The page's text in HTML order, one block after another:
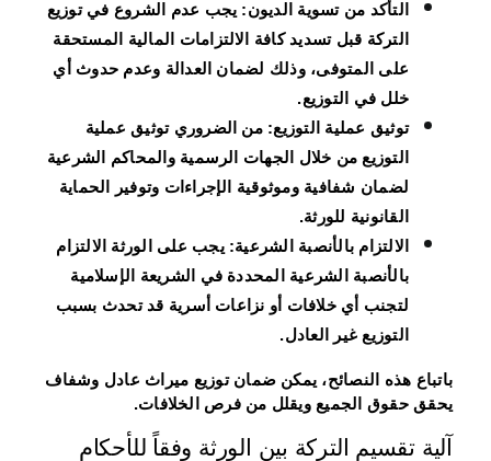
التأكد من تسوية الديون: يجب عدم الشروع في توزيع
التركة قبل تسديد كافة الالتزامات المالية المستحقة
على المتوفى، وذلك لضمان العدالة وعدم حدوث أي
خلل في التوزيع.
توثيق عملية التوزيع: من الضروري توثيق عملية
التوزيع من خلال الجهات الرسمية والمحاكم الشرعية
لضمان شفافية وموثوقية الإجراءات وتوفير الحماية
القانونية للورثة.
الالتزام بالأنصبة الشرعية: يجب على الورثة الالتزام
بالأنصبة الشرعية المحددة في الشريعة الإسلامية
لتجنب أي خلافات أو نزاعات أسرية قد تحدث بسبب
التوزيع غير العادل.
باتباع هذه النصائح، يمكن ضمان توزيع ميراث عادل وشفاف
يحقق حقوق الجميع ويقلل من فرص الخلافات.
آلية تقسيم التركة بين الورثة وفقاً للأحكام